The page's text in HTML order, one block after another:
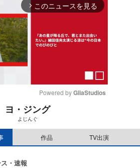
arrow_forward_ios このニュースを見る
Powered by GliaStudios
ヨ・ジング
よじんぐ
作品 TV出演
・速報